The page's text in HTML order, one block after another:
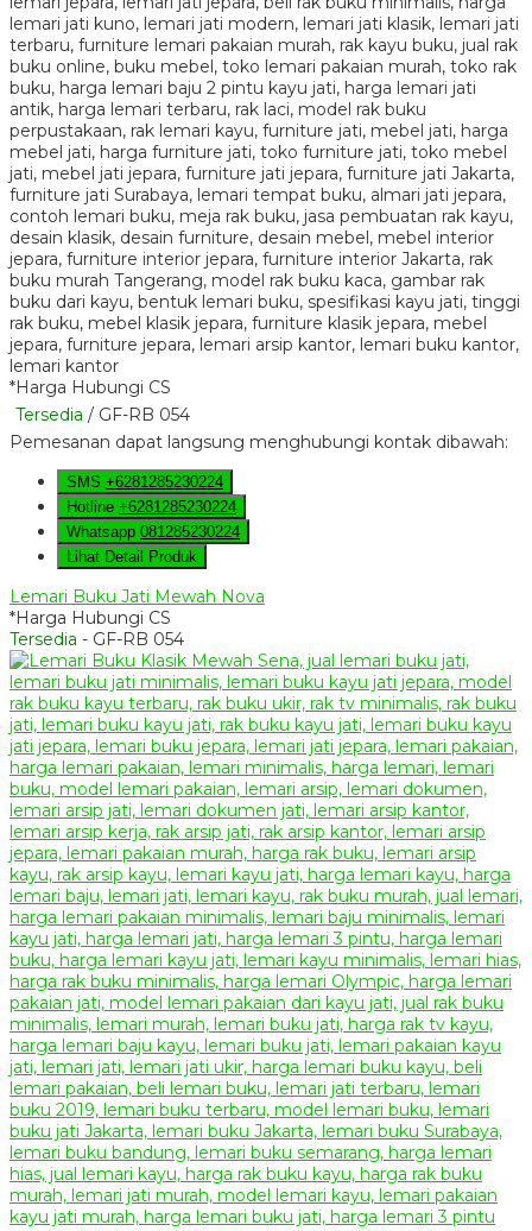
*Harga Hubungi CS
Tersedia / GF-RB 054
Pemesanan dapat langsung menghubungi kontak dibawah:
SMS +6281285230224
Hotline +6281285230224
Whatsapp 081285230224
Lihat Detail Produk
Lemari Buku Jati Mewah Nova
*Harga Hubungi CS
Tersedia - GF-RB 054